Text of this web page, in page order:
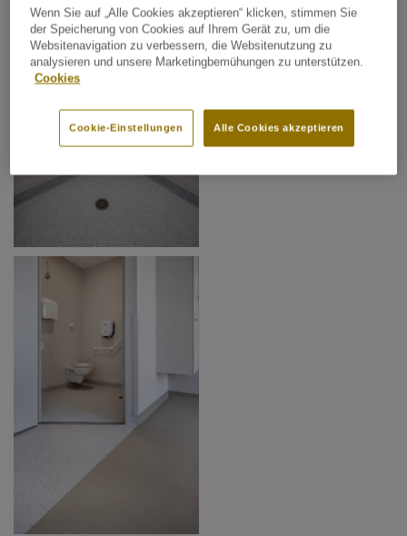
Wenn Sie auf „Alle Cookies akzeptieren“ klicken, stimmen Sie
der Speicherung von Cookies auf Ihrem Gerät zu, um die
Websitenavigation zu verbessern, die Websitenutzung zu
analysieren und unsere Marketingbemühungen zu unterstützen.
Cookies
Alle Cookies akzeptieren
Cookie-Einstellungen